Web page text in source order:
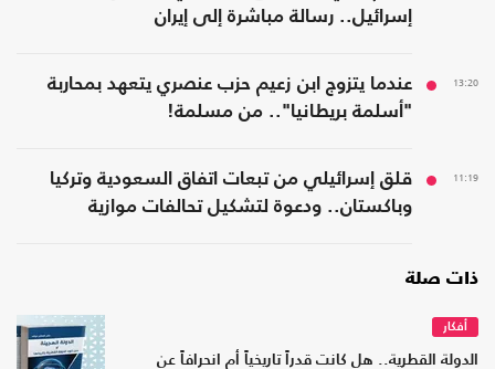
إسرائيل.. رسالة مباشرة إلى إيران
13:20
عندما يتزوج ابن زعيم حزب عنصري يتعهد بمحاربة
"أسلمة بريطانيا".. من مسلمة!
11:19
قلق إسرائيلي من تبعات اتفاق السعودية وتركيا
وباكستان.. ودعوة لتشكيل تحالفات موازية
ذات صلة
أفكار
الدولة القطرية.. هل كانت قدراً تاريخياً أم انحرافاً عن